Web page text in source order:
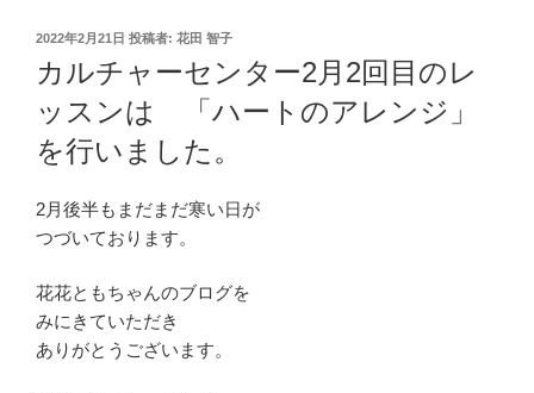
投
日:
2022年2月21日 投稿者: 花田 智子
カルチャーセンター2月2回目のレ
ッスンは 「ハートのアレンジ」
を行いました。
2月後半もまだまだ寒い日が
つづいております。
花花ともちゃんのブログを
みにきていただき
ありがとうございます。